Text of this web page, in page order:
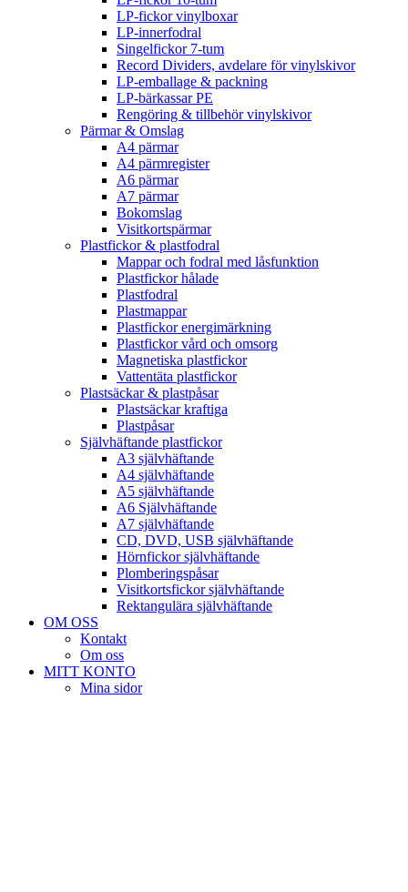
LP-fickor vinylboxar
LP-innerfodral
Singelfickor 7-tum
Record Dividers, avdelare för vinylskivor
LP-emballage & packning
LP-bärkassar PE
Rengöring & tillbehör vinylskivor
Pärmar & Omslag
A4 pärmar
A4 pärmregister
A6 pärmar
A7 pärmar
Bokomslag
Visitkortspärmar
Plastfickor & plastfodral
Mappar och fodral med låsfunktion
Plastfickor hålade
Plastfodral
Plastmappar
Plastfickor energimärkning
Plastfickor vård och omsorg
Magnetiska plastfickor
Vattentäta plastfickor
Plastsäckar & plastpåsar
Plastsäckar kraftiga
Plastpåsar
Självhäftande plastfickor
A3 självhäftande
A4 självhäftande
A5 självhäftande
A6 Självhäftande
A7 självhäftande
CD, DVD, USB självhäftande
Hörnfickor självhäftande
Plomberingspåsar
Visitkortsfickor självhäftande
Rektangulära självhäftande
OM OSS
Kontakt
Om oss
MITT KONTO
Mina sidor